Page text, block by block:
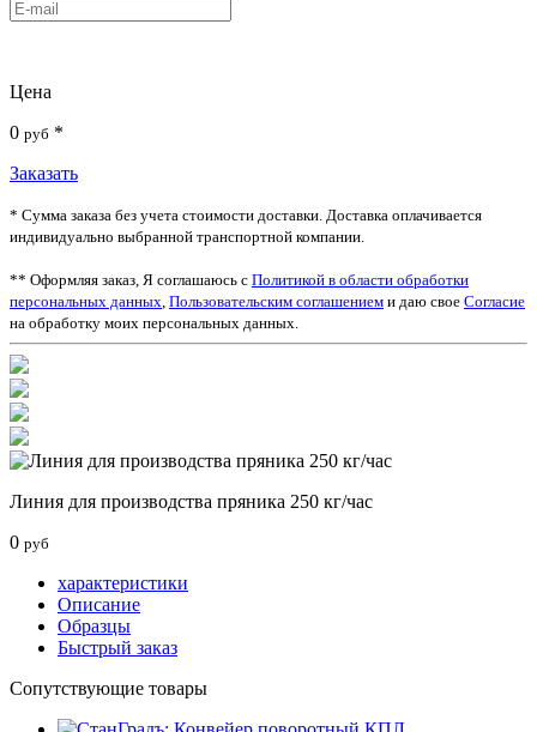
Цена
0 руб *
Заказать
* Сумма заказа без учета стоимости доставки. Доставка оплачивается
индивидуально выбранной транспортной компании.
** Оформляя заказ, Я соглашаюсь с Политикой в области обработки
персональных данных Пользовательским соглашением и даю свое Согласие
на обработку моих персональных данных.
Линия для производства пряника 250 кг/час
0 руб
характеристики
Описание
Образцы
Быстрый заказ
Сопутствующие товары